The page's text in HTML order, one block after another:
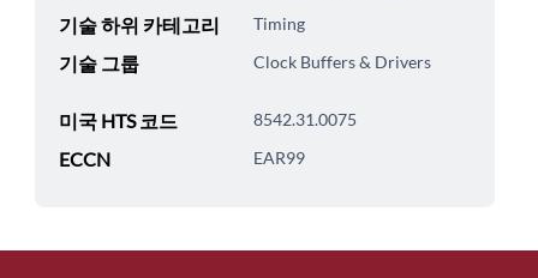
기술 하위 카테고리 Timing
기술 그룹 Clock Buffers & Drivers
미국 HTS 코드 8542.31.0075
ECCN EAR99